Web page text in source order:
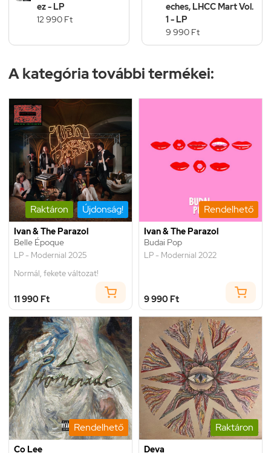
ez - LP
12 990 Ft
eches, LHCC Mart Vol.
1 - LP
9 990 Ft
A kategória további termékei:
Raktáron Újdonság!
Ivan & The Parazol
Belle Époque
LP - Modernial 2025
Normál, fekete változat!
11 990 Ft
Rendelhető
Ivan & The Parazol
Budai Pop
LP - Modernial 2022
9 990 Ft
Rendelhető
Co Lee
Raktáron
Deva